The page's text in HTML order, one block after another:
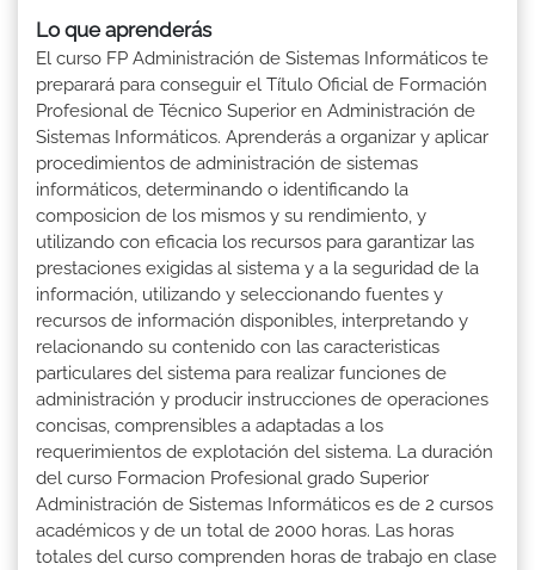
Lo que aprenderás
El curso FP Administración de Sistemas Informáticos te
preparará para conseguir el Título Oficial de Formación
Profesional de Técnico Superior en Administración de
Sistemas Informáticos. Aprenderás a organizar y aplicar
procedimientos de administración de sistemas
informáticos, determinando o identificando la
composicion de los mismos y su rendimiento, y
utilizando con eficacia los recursos para garantizar las
prestaciones exigidas al sistema y a la seguridad de la
información, utilizando y seleccionando fuentes y
recursos de información disponibles, interpretando y
relacionando su contenido con las caracteristicas
particulares del sistema para realizar funciones de
administración y producir instrucciones de operaciones
concisas, comprensibles a adaptadas a los
requerimientos de explotación del sistema. La duración
del curso Formacion Profesional grado Superior
Administración de Sistemas Informáticos es de 2 cursos
académicos y de un total de 2000 horas. Las horas
totales del curso comprenden horas de trabajo en clase